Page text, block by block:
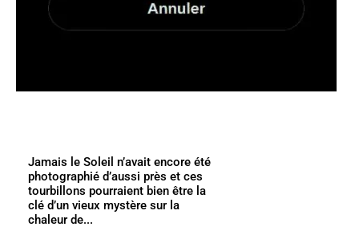
Jamais le Soleil n’avait encore été
photographié d’aussi près et ces
tourbillons pourraient bien être la
clé d’un vieux mystère sur la
chaleur de...